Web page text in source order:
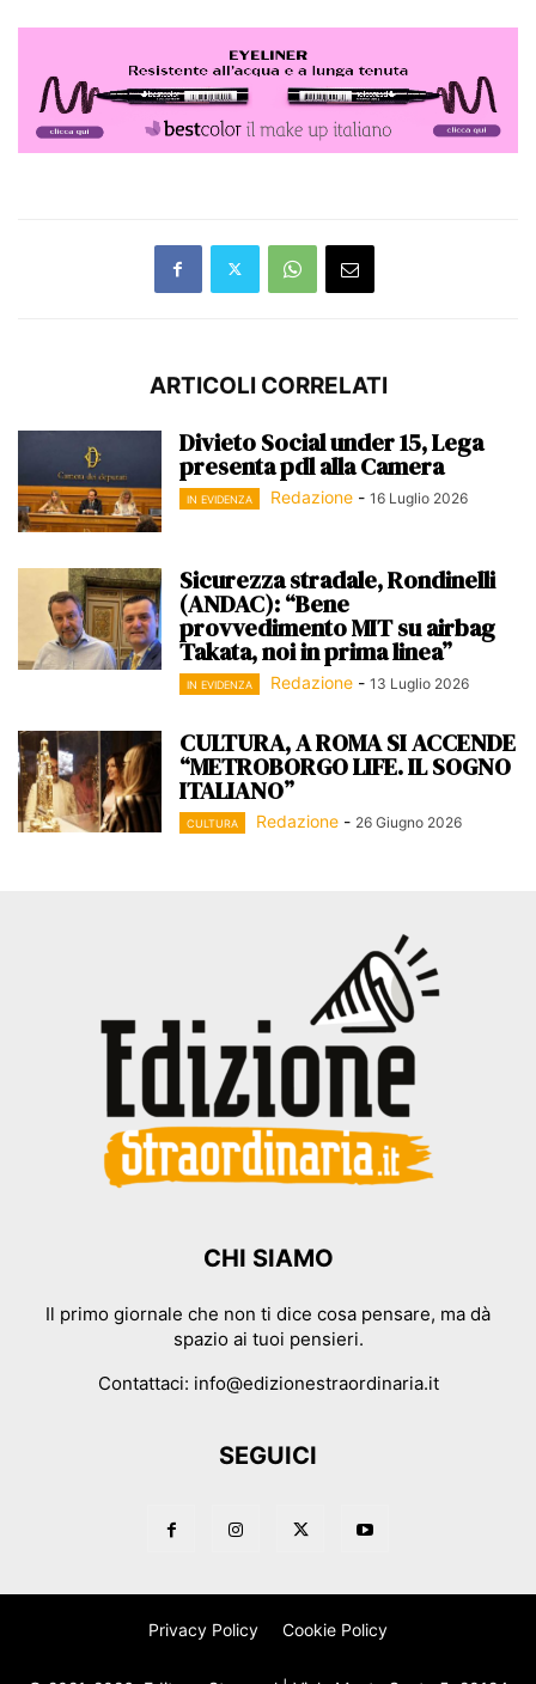
ARTICOLI CORRELATI
Divieto Social under 15, Lega
presenta pdl alla Camera
IN EVIDENZA Redazione - 16 Luglio 2026
Sicurezza stradale, Rondinelli
(ANDAC): “Bene
provvedimento MIT su airbag
Takata, noi in prima linea”
IN EVIDENZA Redazione - 13 Luglio 2026
CULTURA, A ROMA SI ACCENDE
“METROBORGO LIFE. IL SOGNO
ITALIANO”
CULTURA Redazione - 26 Giugno 2026
CHI SIAMO
Il primo giornale che non ti dice cosa pensare, ma dà
spazio ai tuoi pensieri.
Contattaci: info@edizionestraordinaria.it
SEGUICI
Privacy Policy Cookie Policy